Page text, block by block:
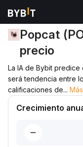
Predicción de precio
Popcat
precio
La IA de Bybit
será tendencia entre
calificaciones de...
Crecimiento